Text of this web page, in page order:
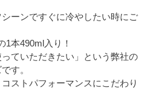
ーンですぐに冷やしたい時にご
1本490ml入り！
っていただきたい」という弊社の
す。
ストパフォーマンスにこだわり